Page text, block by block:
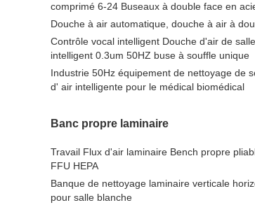
comprimé 6-24 Buseaux à double face en
Douche à air automatique, douche à air à
Contrôle vocal intelligent Douche d'air de
intelligent 0.3um 50HZ buse à souffle unique
Industrie 50Hz équipement de nettoyage de
d' air intelligente pour le médical biomédical
Banc propre laminaire
Travail Flux d'air laminaire Bench propre
FFU HEPA
Banque de nettoyage laminaire verticale
pour salle blanche